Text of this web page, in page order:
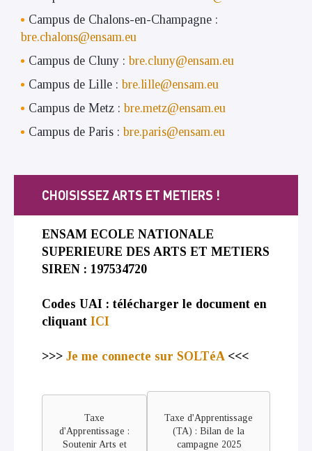
Campus de Chalons-en-Champagne :
bre.chalons@ensam.eu
Campus de Cluny : bre.cluny@ensam.eu
Campus de Lille : bre.lille@ensam.eu
Campus de Metz : bre.metz@ensam.eu
Campus de Paris : bre.paris@ensam.eu
CHOISISSEZ ARTS ET METIERS !
ENSAM ECOLE NATIONALE
SUPERIEURE DES ARTS ET METIERS
SIREN : 197534720
Codes UAI : télécharger le document en
cliquant ICI
>>> Je me connecte sur SOLTéA <<<
Remote
URL
Taxe
d'Apprentissage :
Soutenir Arts et
Remote
video
URL
Taxe d'Apprentissage
(TA) : Bilan de la
campagne 2025